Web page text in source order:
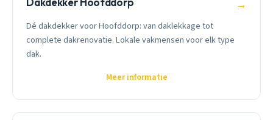
→
Dé dakdekker voor Hoofddorp: van daklekkage tot
complete dakrenovatie. Lokale vakmensen voor elk type
dak.
Meer informatie